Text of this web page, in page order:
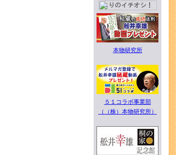
本物研究所
５１コラボ事業部
（（株）本物研究所）